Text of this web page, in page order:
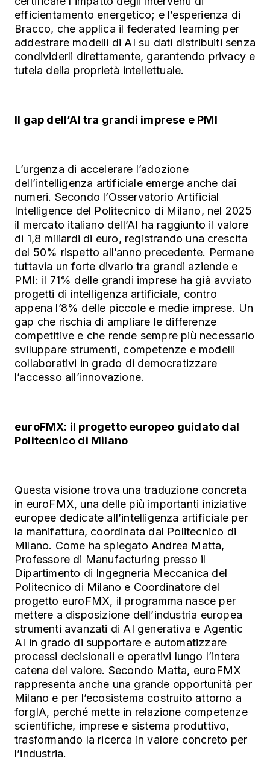
efficientamento energetico; e l’esperienza di
Bracco, che applica il federated learning per
addestrare modelli di AI su dati distribuiti senza
condividerli direttamente, garantendo privacy e
tutela della proprietà intellettuale.
Il gap dell’AI tra grandi imprese e PMI
L’urgenza di accelerare l’adozione
dell’intelligenza artificiale emerge anche dai
numeri. Secondo l’Osservatorio Artificial
Intelligence del Politecnico di Milano, nel 2025
il mercato italiano dell’AI ha raggiunto il valore
di 1,8 miliardi di euro, registrando una crescita
del 50% rispetto all’anno precedente. Permane
tuttavia un forte divario tra grandi aziende e
PMI: il 71% delle grandi imprese ha già avviato
progetti di intelligenza artificiale, contro
appena l’8% delle piccole e medie imprese. Un
gap che rischia di ampliare le differenze
competitive e che rende sempre più necessario
sviluppare strumenti, competenze e modelli
collaborativi in grado di democratizzare
l’accesso all’innovazione.
euroFMX: il progetto europeo guidato dal
Politecnico di Milano
Questa visione trova una traduzione concreta
in euroFMX, una delle più importanti iniziative
europee dedicate all’intelligenza artificiale per
la manifattura, coordinata dal Politecnico di
Milano. Come ha spiegato Andrea Matta,
Professore di Manufacturing presso il
Dipartimento di Ingegneria Meccanica del
Politecnico di Milano e Coordinatore del
progetto euroFMX, il programma nasce per
mettere a disposizione dell’industria europea
strumenti avanzati di AI generativa e Agentic
AI in grado di supportare e automatizzare
processi decisionali e operativi lungo l’intera
catena del valore. Secondo Matta, euroFMX
rappresenta anche una grande opportunità per
Milano e per l’ecosistema costruito attorno a
forgIA, perché mette in relazione competenze
scientifiche, imprese e sistema produttivo,
trasformando la ricerca in valore concreto per
l’industria.